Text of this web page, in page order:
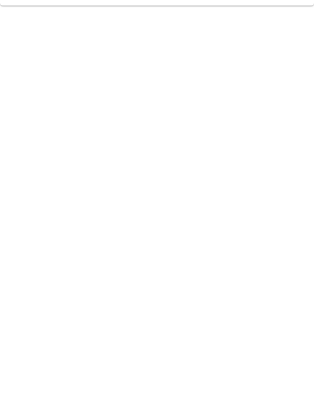
Information om artikeln